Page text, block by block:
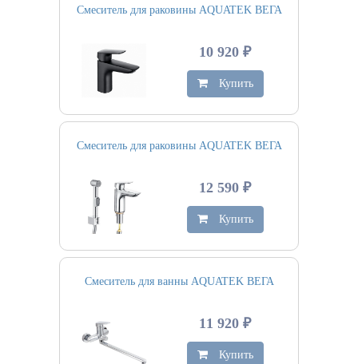
Смеситель для раковины AQUATEK ВЕГА
10 920 ₽
Купить
Смеситель для раковины AQUATEK ВЕГА
12 590 ₽
Купить
Смеситель для ванны AQUATEK ВЕГА
11 920 ₽
Купить